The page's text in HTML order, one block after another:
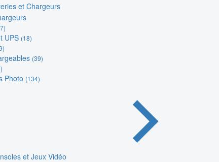
et Chargeurs
UPS (18)
(39)
Photo (134)
et Jeux Vidéo